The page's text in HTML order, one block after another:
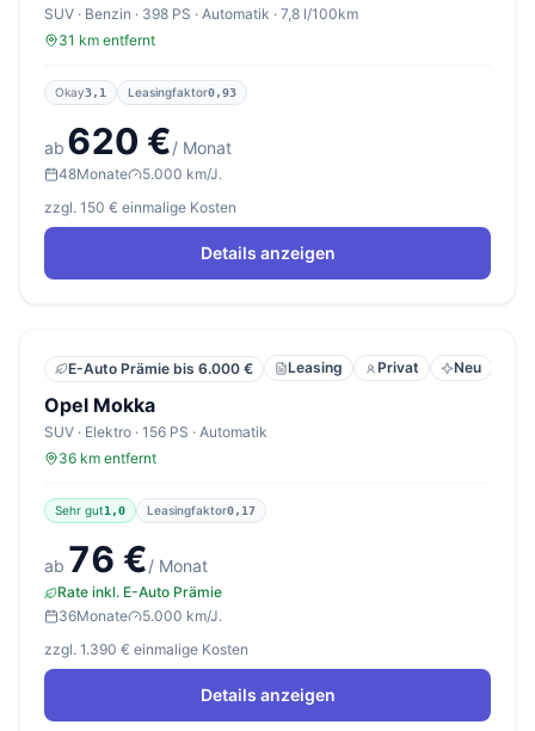
SUV · Benzin · 398 PS · Automatik · 7,8 l/100km
31 km entfernt
Okay3,1 Leasingfaktor0,93
ab 620 €/ Monat
48Monate
5.000 km/J.
zzgl. 150 € einmalige Kosten
Details anzeigen
E-Auto Prämie bis 6.000 € Leasing Privat Neu
Opel Mokka
SUV · Elektro · 156 PS · Automatik
36 km entfernt
Sehr gut1,0 Leasingfaktor0,17
ab 76 €/ Monat
Rate inkl. E-Auto Prämie
36Monate
5.000 km/J.
zzgl. 1.390 € einmalige Kosten
Details anzeigen